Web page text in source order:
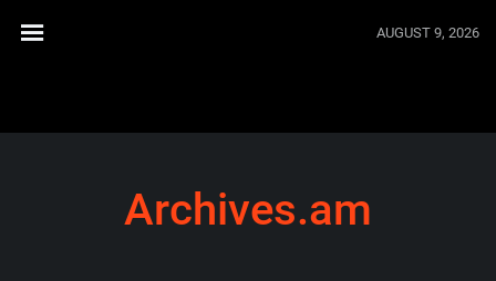
AUGUST 9, 2026
Archives.am